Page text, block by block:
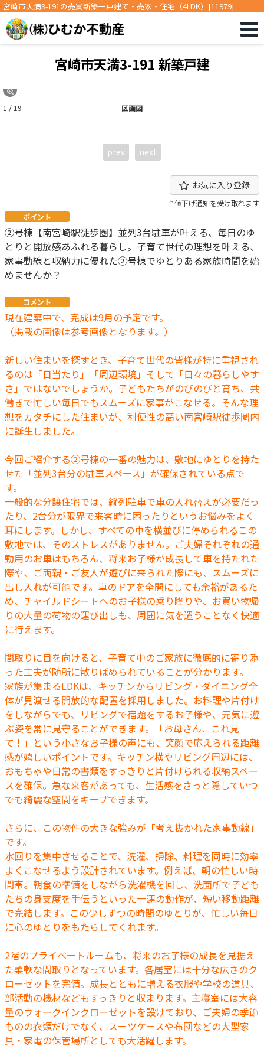
宮崎市天満3-191の売買新築一戸建て・売家・住宅（4LDK）[11979]
宮崎市天満3-191 新築戸建
区画図
1 / 19
prev next
お気に入り登録
↑値下げ通知を受け取れます
ポイント
②号棟【南宮崎駅徒歩圏】並列3台駐車が叶える、毎日のゆ
とりと開放感あふれる暮らし。子育て世代の理想を叶える、
家事動線と収納力に優れた②号棟でゆとりある家族時間を始
めませんか？
コメント
現在建築中で、完成は9月の予定です。
（掲載の画像は参考画像となります。）
新しい住まいを探すとき、子育て世代の皆様が特に重視され
るのは「日当たり」「周辺環境」そして「日々の暮らしやす
さ」ではないでしょうか。子どもたちがのびのびと育ち、共
働きで忙しい毎日でもスムーズに家事がこなせる。そんな理
想をカタチにした住まいが、利便性の高い南宮崎駅徒歩圏内
に誕生しました。
今回ご紹介する②号棟の一番の魅力は、敷地にゆとりを持た
せた「並列3台分の駐車スペース」が確保されている点で
す。
一般的な分譲住宅では、縦列駐車で車の入れ替えが必要だっ
たり、2台分が限界で来客時に困ったりというお悩みをよく
耳にします。しかし、すべての車を横並びに停められるこの
敷地では、そのストレスがありません。ご夫婦それぞれの通
勤用のお車はもちろん、将来お子様が成長して車を持たれた
際や、ご両親・ご友人が遊びに来られた際にも、スムーズに
出し入れが可能です。車のドアを全開にしても余裕があるた
め、チャイルドシートへのお子様の乗り降りや、お買い物帰
りの大量の荷物の運び出しも、周囲に気を遣うことなく快適
に行えます。
間取りに目を向けると、子育て中のご家族に徹底的に寄り添
った工夫が随所に散りばめられていることが分かります。
家族が集まるLDKは、キッチンからリビング・ダイニング全
体が見渡せる開放的な配置を採用しました。お料理や片付け
をしながらでも、リビングで宿題をするお子様や、元気に遊
ぶ姿を常に見守ることができます。「お母さん、これ見
て！」という小さなお子様の声にも、笑顔で応えられる距離
感が嬉しいポイントです。キッチン横やリビング周辺には、
おもちゃや日常の書類をすっきりと片付けられる収納スペー
スを確保。急な来客があっても、生活感をさっと隠していつ
でも綺麗な空間をキープできます。
さらに、この物件の大きな強みが「考え抜かれた家事動線」
です。
水回りを集中させることで、洗濯、掃除、料理を同時に効率
よくこなせるよう設計されています。例えば、朝の忙しい時
間帯。朝食の準備をしながら洗濯機を回し、洗面所で子ども
たちの身支度を手伝うといった一連の動作が、短い移動距離
で完結します。この少しずつの時間のゆとりが、忙しい毎日
に心のゆとりをもたらしてくれます。
2階のプライベートルームも、将来のお子様の成長を見据え
た柔軟な間取りとなっています。各居室には十分な広さのク
ローゼットを完備。成長とともに増える衣服や学校の道具、
部活動の機材などもすっきりと収まります。主寝室には大容
量のウォークインクローゼットを設けており、ご夫婦の季節
ものの衣類だけでなく、スーツケースや布団などの大型家
具・家電の保管場所としても大活躍します。